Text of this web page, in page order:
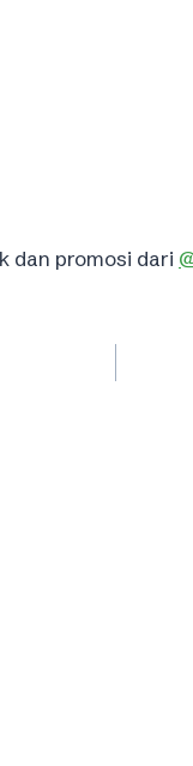
dan promosi dari